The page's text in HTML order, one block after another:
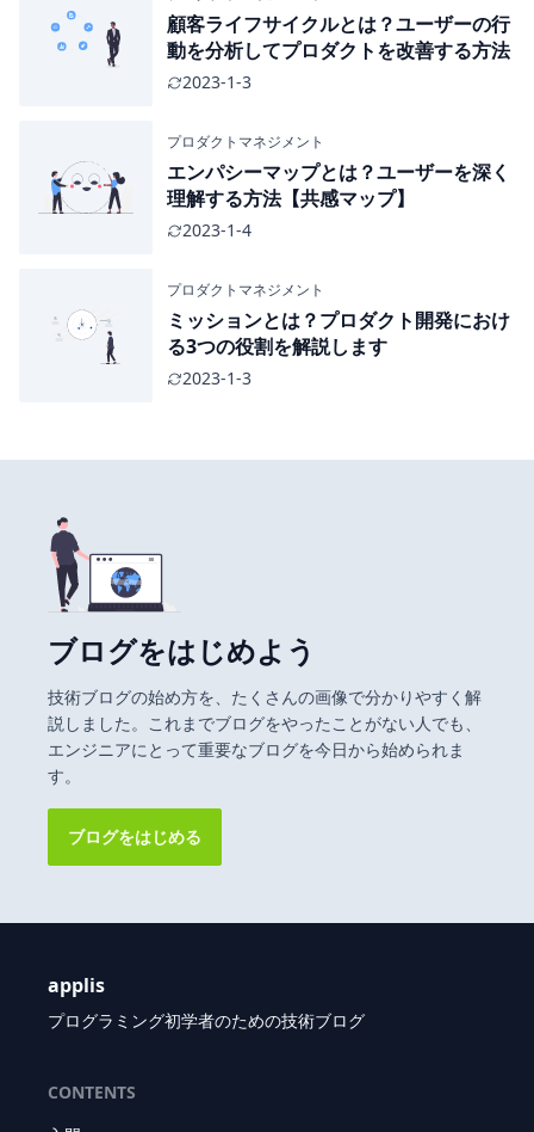
顧客ライフサイクルとは？ユーザーの行
動を分析してプロダクトを改善する方法
2023-1-3
プロダクトマネジメント
エンパシーマップとは？ユーザーを深く
理解する方法【共感マップ】
2023-1-4
プロダクトマネジメント
ミッションとは？プロダクト開発におけ
る3つの役割を解説します
2023-1-3
ブログをはじめよう
技術ブログの始め方を、たくさんの画像で分かりやすく解
説しました。これまでブログをやったことがない人でも、
エンジニアにとって重要なブログを今日から始められま
す。
ブログをはじめる
applis
プログラミング初学者のための技術ブログ
CONTENTS